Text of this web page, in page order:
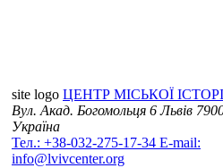
site logo ЦЕНТР МІСЬКОЇ
Вул. Акад. Богомольця 6Львів
Україна
Тел.: +38-032-275-17-34 E-mail:
info@lvivcenter.org